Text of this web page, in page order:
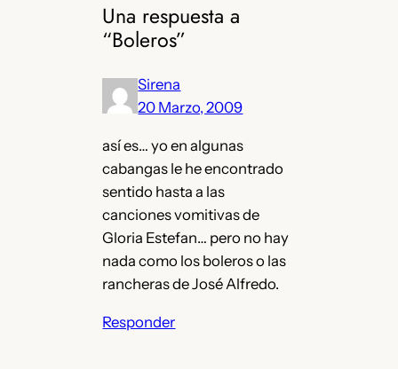
Una respuesta a
“Boleros”
Sirena
20 Marzo, 2009
así es… yo en algunas
cabangas le he encontrado
sentido hasta a las
canciones vomitivas de
Gloria Estefan… pero no hay
nada como los boleros o las
rancheras de José Alfredo.
Responder